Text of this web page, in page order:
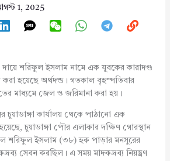
1, 2025
দায়ে শরিফুল ইসলাম নামে এক যুবকের কারাদণ্ড
হয়েছে অর্থদন্ড। গতকাল বৃহস্পতিবার
মাধ্যমে জেল ও জরিমানা করা হয়।
চুয়াডাঙ্গা কার্যালয় থেকে পাঠানো এক
চুয়াডাঙ্গা পৌর এলাকার দক্ষিণ গোরস্থান
শরিফুল ইসলাম (৩৮) হক পাড়ার মনসুরের
সেবন করছিল। এ সময় মাদকদ্রব্য নিয়ন্ত্রণ